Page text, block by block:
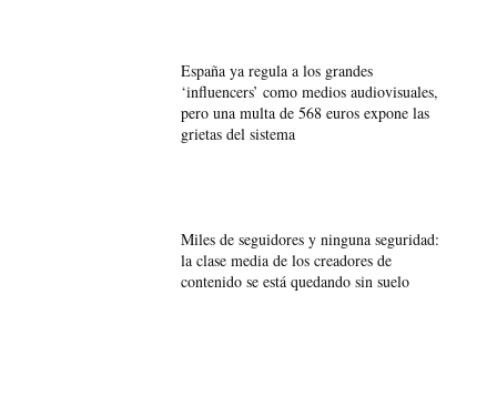
España ya regula a los grandes
‘influencers’ como medios audiovisuales,
pero una multa de 568 euros expone las
grietas del sistema
Miles de seguidores y ninguna seguridad:
la clase media de los creadores de
contenido se está quedando sin suelo